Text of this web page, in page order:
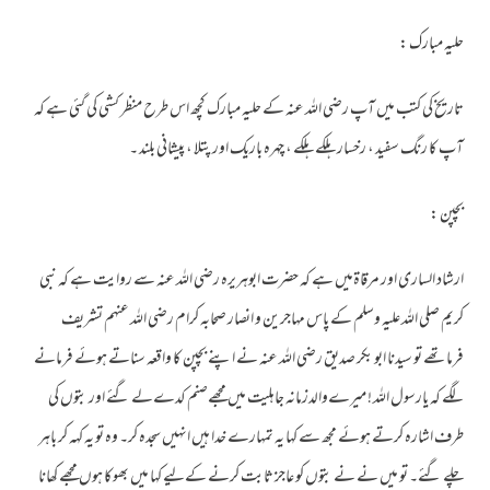
حلیہ مبارک :
تاریخ کی کتب میں آپ رضی اللہ عنہ کے حلیہ مبارک کچھ اس طرح منظر کشی کی گئی ہے کہ
آپ کا رنگ سفید ، رخسار ہلکے ہلکے ، چہرہ باریک اور پتلا ، پیشانی بلند ۔
بچپن :
ارشاد الساری اور مرقاۃمیں ہے کہ حضرت ابوہریرہ رضی اللہ عنہ سے روایت ہے کہ نبی
کریم صلی اللہ علیہ وسلم کے پاس مہاجرین و انصار صحابہ کرام رضی اللہ عنہم تشریف
فرماتھے تو سیدنا ابو بکر صدیق رضی اللہ عنہ نے اپنے بچپن کا واقعہ سناتے ہوئے فرمانے
لگے کہ یارسول اللہ ! میرےوالدزمانہ جاہلیت میں مجھےصنم کدےلے گئے اور بتوں کی
طرف اشارہ کرتے ہوئے مجھ سے کہا یہ تمہارے خدا ہیں انہیں سجدہ کر۔ وہ تو یہ کہہ کر باہر
چلے گئے۔ تو میں نے نے بتوں کو عاجز ثابت کرنے کےلیے کہا میں بھوکا ہوں مجھے کھانا